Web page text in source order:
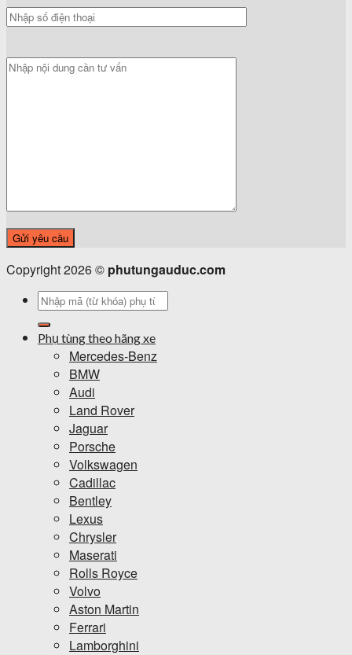
Copyright 2026 © phutungauduc.com
Tìm
Phụ tùng theo hãng xe
Mercedes-Benz
BMW
Audi
Land Rover
Jaguar
Porsche
Volkswagen
Cadillac
Bentley
Lexus
Chrysler
Maserati
Rolls Royce
Volvo
Aston Martin
Ferrari
Lamborghini